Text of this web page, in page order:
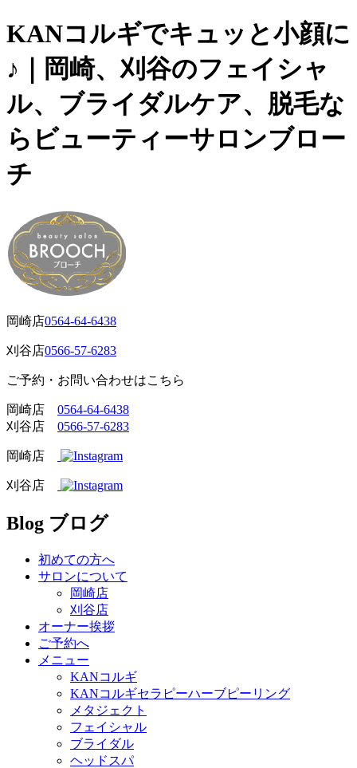
KANコルギでキュッと小顔に
♪｜岡崎、刈谷のフェイシャ
ル、ブライダルケア、脱毛な
らビューティーサロンブロー
チ
岡崎店0564-64-6438
刈谷店0566-57-6283
ご予約・お問い合わせはこちら
岡崎店 0564-64-6438
刈谷店 0566-57-6283
岡崎店
刈谷店
Blog ブログ
初めての方へ
サロンについて
岡崎店
刈谷店
オーナー挨拶
ご予約へ
メニュー
KANコルギ
KANコルギセラピーハーブピーリング
メタジェクト
フェイシャル
ブライダル
ヘッドスパ